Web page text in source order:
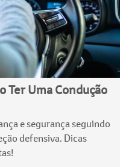
Ter Uma Condução
e segurança seguindo
defensiva. Dicas